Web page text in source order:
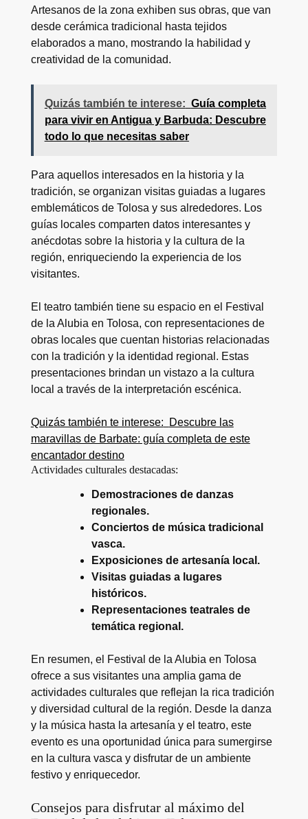
Artesanos de la zona exhiben sus obras, que van
desde cerámica tradicional hasta tejidos
elaborados a mano, mostrando la habilidad y
creatividad de la comunidad.
Quizás también te interese: Guía completa
para vivir en Antigua y Barbuda: Descubre
todo lo que necesitas saber
Para aquellos interesados en la historia y la
tradición, se organizan visitas guiadas a lugares
emblemáticos de Tolosa y sus alrededores. Los
guías locales comparten datos interesantes y
anécdotas sobre la historia y la cultura de la
región, enriqueciendo la experiencia de los
visitantes.
El teatro también tiene su espacio en el Festival
de la Alubia en Tolosa, con representaciones de
obras locales que cuentan historias relacionadas
con la tradición y la identidad regional. Estas
presentaciones brindan un vistazo a la cultura
local a través de la interpretación escénica.
Quizás también te interese:
Descubre las
maravillas de Barbate: guía completa de este
encantador destino
Actividades culturales destacadas:
Demostraciones de danzas
regionales.
Conciertos de música tradicional
vasca.
Exposiciones de artesanía local.
Visitas guiadas a lugares
históricos.
Representaciones teatrales de
temática regional.
En resumen, el Festival de la Alubia en Tolosa
ofrece a sus visitantes una amplia gama de
actividades culturales que reflejan la rica tradición
y diversidad cultural de la región. Desde la danza
y la música hasta la artesanía y el teatro, este
evento es una oportunidad única para sumergirse
en la cultura vasca y disfrutar de un ambiente
festivo y enriquecedor.
Consejos para disfrutar al máximo del